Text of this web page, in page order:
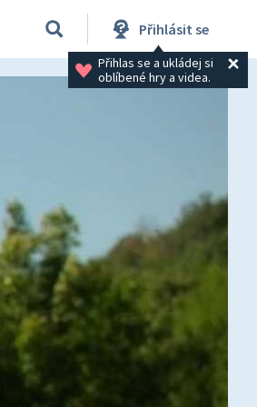
Přihlásit se
Přihlas se a ukládej si
oblíbené hry a videa.